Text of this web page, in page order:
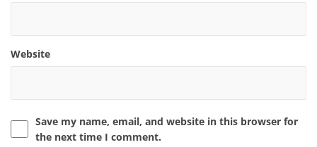
Website
Save my name, email, and website in this browser for
the next time I comment.